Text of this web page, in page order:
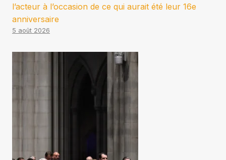
l’acteur à l’occasion de ce qui aurait été leur 16e
anniversaire
5 août 2026